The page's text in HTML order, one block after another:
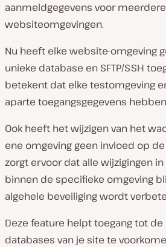
aanmeldgegevens voor
websiteomgevingen.
Nu heeft elke website-omgeving
unieke database en SFTP/SSH
betekent dat elke testomgeving
aparte toegangsgegevens
Ook heeft het wijzigen van het
ene omgeving geen invloed op
zorgt ervoor dat alle wijzigingen
binnen de specifieke omgeving
algehele beveiliging wordt
Deze feature helpt toegang tot
databases van je site te